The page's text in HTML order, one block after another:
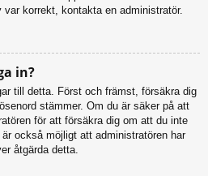
korrekt, kontakta en administratör.
in?
till detta. Först och främst, försäkra dig
stämmer. Om du är säker på att
för att försäkra dig om att du inte
också möjligt att administratören har
åtgärda detta.